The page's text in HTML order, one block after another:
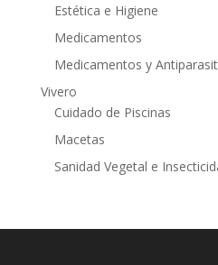
Estética e Higiene
Medicamentos
Medicamentos y
Vivero
Cuidado de Piscinas
Macetas
Sanidad Vegetal e